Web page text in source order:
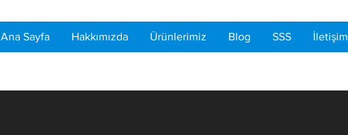
Ana Sayfa Hakkımızda Ürünlerimiz Blog SSS İletişim